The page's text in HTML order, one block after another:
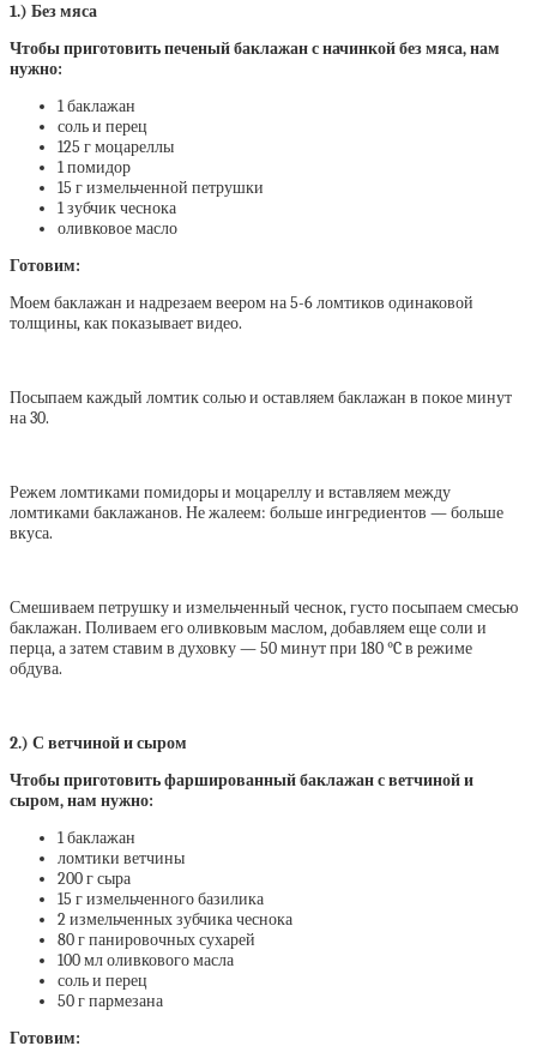
1.) Без мяса
Чтобы приготовить печеный баклажан с начинкой без мяса, нам
нужно:
1 баклажан
соль и перец
125 г моцареллы
1 помидор
15 г измельченной петрушки
1 зубчик чеснока
оливковое масло
Готовим:
Моем баклажан и надрезаем веером на 5-6 ломтиков одинаковой
толщины, как показывает видео.
Посыпаем каждый ломтик солью и оставляем баклажан в покое минут
на 30.
Режем ломтиками помидоры и моцареллу и вставляем между
ломтиками баклажанов. Не жалеем: больше ингредиентов — больше
вкуса.
Смешиваем петрушку и измельченный чеснок, густо посыпаем смесью
баклажан. Поливаем его оливковым маслом, добавляем еще соли и
перца, а затем ставим в духовку — 50 минут при 180 °C в режиме
обдува.
2.) С ветчиной и сыром
Чтобы приготовить фаршированный баклажан с ветчиной и
сыром, нам нужно:
1 баклажан
ломтики ветчины
200 г сыра
15 г измельченного базилика
2 измельченных зубчика чеснока
80 г панировочных сухарей
100 мл оливкового масла
соль и перец
50 г пармезана
Готовим: